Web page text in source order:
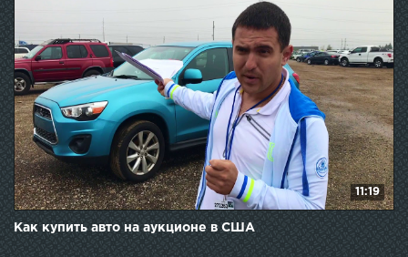
11:19
Как купить авто на аукционе в США